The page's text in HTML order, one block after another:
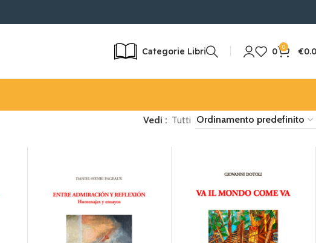
RAPIDA IN 24/72H | RESO POSSIBILE
Categorie Libri 0 0 €
Vedi Tutti